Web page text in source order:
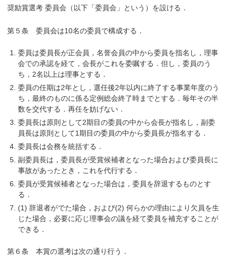
奨励賞選考 委員会（以下「委員会」という）を設ける．
第５条 委員会は10名の委員で構成する．
委員は委員長が正会員，名誉会員の中から委員を指名し，理事
会での承認を経て，会長がこれを委嘱する．但し，委員のう
ち，2名以上は理事とする．
委員の任期は2年とし，選任後2年以内に終了する事業年度のう
ち，最終のものに係る定例総会終了時までとする．毎年その半
数を交代する．再任を妨げない．
委員長は原則として2期目の委員の中から会長が指名し，副委
員長は原則として1期目の委員の中から委員長が指名する．
委員長は会務を統括する．
副委員長は，委員長が受賞候補者となった場合および委員長に
事故があったとき，これを代行する．
委員が受賞候補者となった場合は，委員を辞退するものとす
る．
(1) 辞退者がでた場合，および(2) 何らかの理由により欠員を生
じた場合，必要に応じ理事会の議を経て委員を補充することが
できる．
第６条 本賞の選考は次の通り行う．